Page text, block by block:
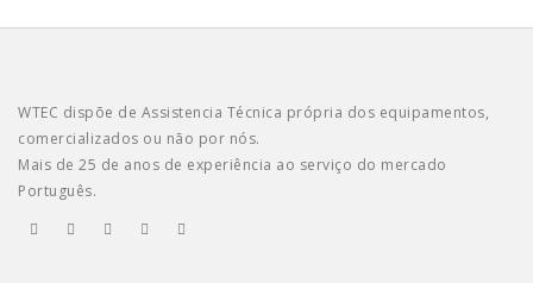
WTEC dispõe de Assistencia Técnica própria dos equipamentos,
comercializados ou não por nós.
Mais de 25 de anos de experiência ao serviço do mercado
Português.